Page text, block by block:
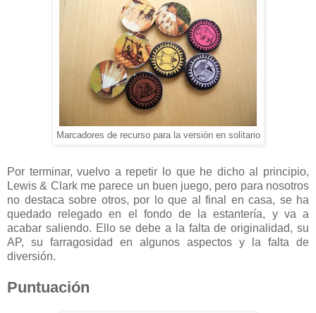
Marcadores de recurso para la versión en solitario
Por terminar, vuelvo a repetir lo que he dicho al principio,
Lewis & Clark me parece un buen juego, pero para nosotros
no destaca sobre otros, por lo que al final en casa, se ha
quedado relegado en el fondo de la estantería, y va a
acabar saliendo. Ello se debe a la falta de originalidad, su
AP, su farragosidad en algunos aspectos y la falta de
diversión.
Puntuación